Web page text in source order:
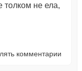
толком не ела,
комментарии